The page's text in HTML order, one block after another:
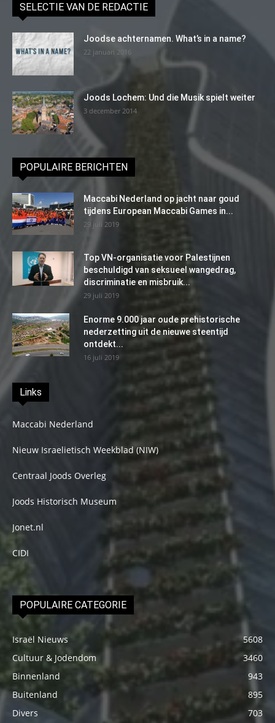
SELECTIE VAN DE REDACTIE
Joodse achternamen. What’s in a name?
22 januari 2016
Joods Lochem: Und die Musik spielt weiter
3 december 2014
POPULAIRE BERICHTEN
Maccabi Nederland op jacht naar goud
tijdens European Maccabi Games in...
29 juli 2019
Top VN-organisatie voor Palestijnen
beschuldigd van seksueel wangedrag,
discriminatie en misbruik...
29 juli 2019
Enorme 9.000 jaar oude prehistorische
nederzetting uit de nieuwe steentijd
ontdekt...
16 juli 2019
Links
Maccabi Nederland
Nieuw Israelietisch Weekblad (NIW)
Centraal Joods Overleg
Joods Historisch Museum
Jonet.nl
CIDI
POPULAIRE CATEGORIE
Israël Nieuws
5608
Cultuur & Jodendom
3460
Binnenland
943
Buitenland
895
Divers
703